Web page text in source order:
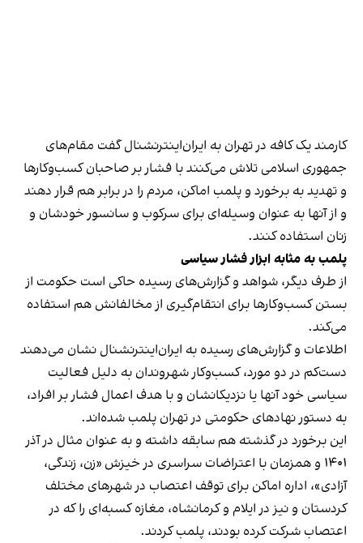
کارمند یک کافه در تهران به ایران‌اینترنشنال گفت مقام‌های
جمهوری اسلامی تلاش می‌کنند با فشار بر صاحبان کسب‌وکارها
و تهدید به برخورد و پلمب اماکن، مردم را در برابر هم قرار دهند
و از آنها به عنوان وسیله‌ای برای سرکوب و سانسور خودشان و
زنان استفاده کنند.
پلمب به مثابه ابزار فشار سیاسی
از طرف دیگر، شواهد و گزارش‌های رسیده حاکی است حکومت از
بستن کسب‌وکارها برای انتقام‌گیری از مخالفانش هم استفاده
می‌کند.
اطلاعات و گزارش‌های رسیده به ایران‌اینترنشنال نشان می‌دهند
دست‌کم در دو مورد، کسب‌وکار شهروندان به دلیل فعالیت
سیاسی خود آنها یا نزدیکانشان و با هدف اعمال فشار بر افراد،
به دستور نهادهای حکومتی در تهران پلمب شده‌اند.
این برخورد در گذشته هم سابقه داشته و به عنوان مثال در آذر
۱۴۰۱ و همزمان با اعتراضات سراسری در خیزش «زن، زندگی،
آزادی»، اداره اماکن برای توقف اعتصاب در شهرهای مختلف
کردستان و نیز در ایلام و کرمانشاه، مغازه کسبه‌ای را که در
اعتصاب شرکت کرده بودند، پلمب کردند.